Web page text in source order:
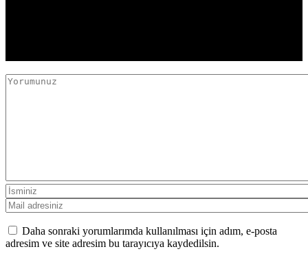
Daha sonraki yorumlarımda kullanılması için adım, e-posta
adresim ve site adresim bu tarayıcıya kaydedilsin.